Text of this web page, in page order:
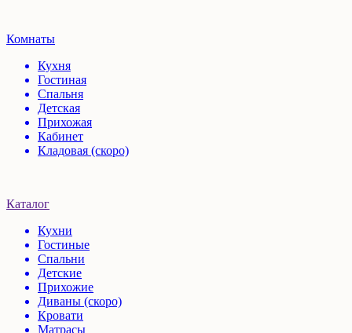
Комнаты
Кухня
Гостиная
Спальня
Детская
Прихожая
Кабинет
Кладовая (скоро)
Каталог
Кухни
Гостиные
Спальни
Детские
Прихожие
Диваны (скоро)
Кровати
Матрасы